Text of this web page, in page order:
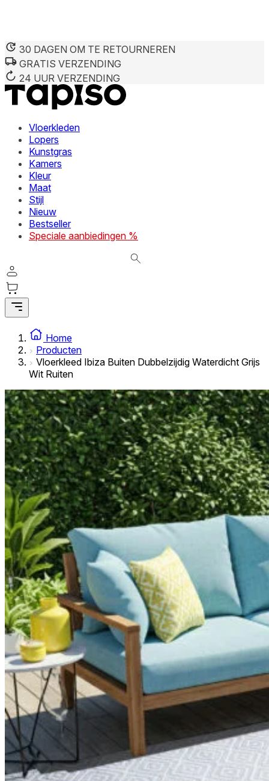
30 DAGEN OM TE RETOURNEREN
GRATIS VERZENDING
24 UUR VERZENDING
Vloerkleden
Lopers
Kunstgras
Kamers
Kleur
Maat
Stijl
Nieuw
Bestseller
Speciale aanbiedingen %
Home
Producten
Vloerkleed Ibiza Buiten Dubbelzijdig Waterdicht Grijs
Wit Ruiten
We gebruiken cookies om inhoud en advertenties te
deze informatie combineren met andere gegevens die u
diensten.
Noodzakelijk
Noodzakelijke cookies zijn essentieel voor de
verandert, zoals uw voorkeurstaal of de regio waar u zich
interessant zijn voor de individuele gebruiker en
Niet-geclassificeerde cookies zijn cookies die in het